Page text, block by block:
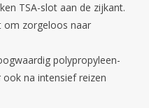
TSA-slot aan de zijkant.
om zorgeloos naar
polypropyleen-
na intensief reizen